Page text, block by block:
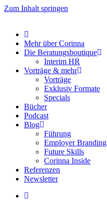
Zum Inhalt springen
Mehr über Corinna
Die Beratungsboutique
Interim HR
Vorträge & mehr
Vorträge
Exklusiv Formate
Specials
Bücher
Podcast
Blog
Führung
Employer Branding
Future Skills
Corinna Inside
Referenzen
Newsletter